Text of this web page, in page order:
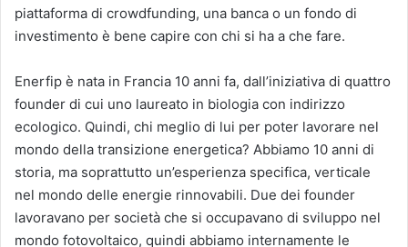
piattaforma di crowdfunding, una banca o un fondo di
investimento è bene capire con chi si ha a che fare.
Enerfip è nata in Francia 10 anni fa, dall’iniziativa di quattro
founder di cui uno laureato in biologia con indirizzo
ecologico. Quindi, chi meglio di lui per poter lavorare nel
mondo della transizione energetica? Abbiamo 10 anni di
storia, ma soprattutto un’esperienza specifica, verticale
nel mondo delle energie rinnovabili. Due dei founder
lavoravano per società che si occupavano di sviluppo nel
mondo fotovoltaico, quindi abbiamo internamente le